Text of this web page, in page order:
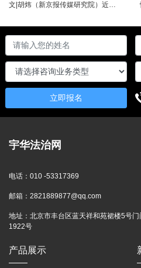
文|胡炜（新京报传媒研究院）近日，《经济参考报》的一篇关于婴幼儿纸尿裤的调查报道引爆舆论。涉事品牌、检测机构、行业协会先后发声，各方说法相互矛盾，公众焦虑情绪持续发酵。当事件陷入“罗生门”时，有一种声音悄然流传：媒体盯着问题不放，是在刻意挑刺，就是“找茬”。真是这样吗？中国行业报协会于6月23日公开发声，明确支持《经济参考报》的舆论监督行为，并呼吁社会各界支持媒体监督，推动行业规范与治理升级。 0......
立即报名
宇华法治网
电话： 010 -53317369
邮箱： 2821889877@qq.com
地址： 北京市丰台区蓝天祥和苑裙楼5号
1922号
产品展示